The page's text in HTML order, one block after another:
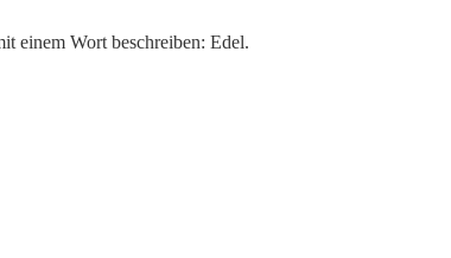
einem Wort beschreiben: Edel.